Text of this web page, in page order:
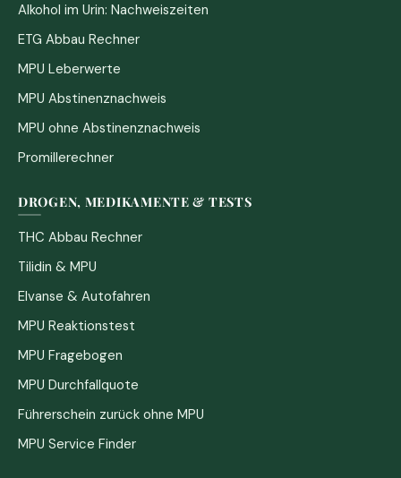
Alkohol im Urin: Nachweiszeiten
ETG Abbau Rechner
MPU Leberwerte
MPU Abstinenznachweis
MPU ohne Abstinenznachweis
Promillerechner
DROGEN, MEDIKAMENTE & TESTS
THC Abbau Rechner
Tilidin & MPU
Elvanse & Autofahren
MPU Reaktionstest
MPU Fragebogen
MPU Durchfallquote
Führerschein zurück ohne MPU
MPU Service Finder